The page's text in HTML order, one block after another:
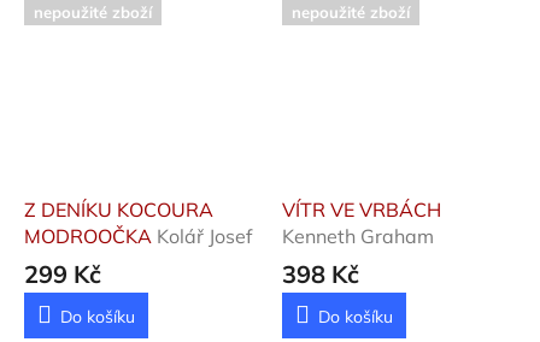
nepoužité zboží
Z DENÍKU KOCOURA
MODROOČKA Kolář Josef
299 Kč
Do košíku
nepoužité zboží
VÍTR VE VRBÁCH
Kenneth Graham
398 Kč
Do košíku